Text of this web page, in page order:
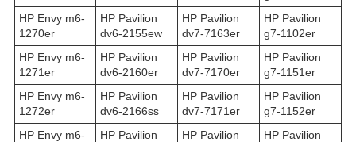
HP Envy m6-
1270er
HP Pavilion
dv6-2155ew
HP Pavilion
dv7-7163er
HP Pavilion
g7-1102er
HP Envy m6-
1271er
HP Pavilion
dv6-2160er
HP Pavilion
dv7-7170er
HP Pavilion
g7-1151er
HP Envy m6-
1272er
HP Pavilion
dv6-2166ss
HP Pavilion
dv7-7171er
HP Pavilion
g7-1152er
HP Envy m6-
HP Pavilion
HP Pavilion
HP Pavilion